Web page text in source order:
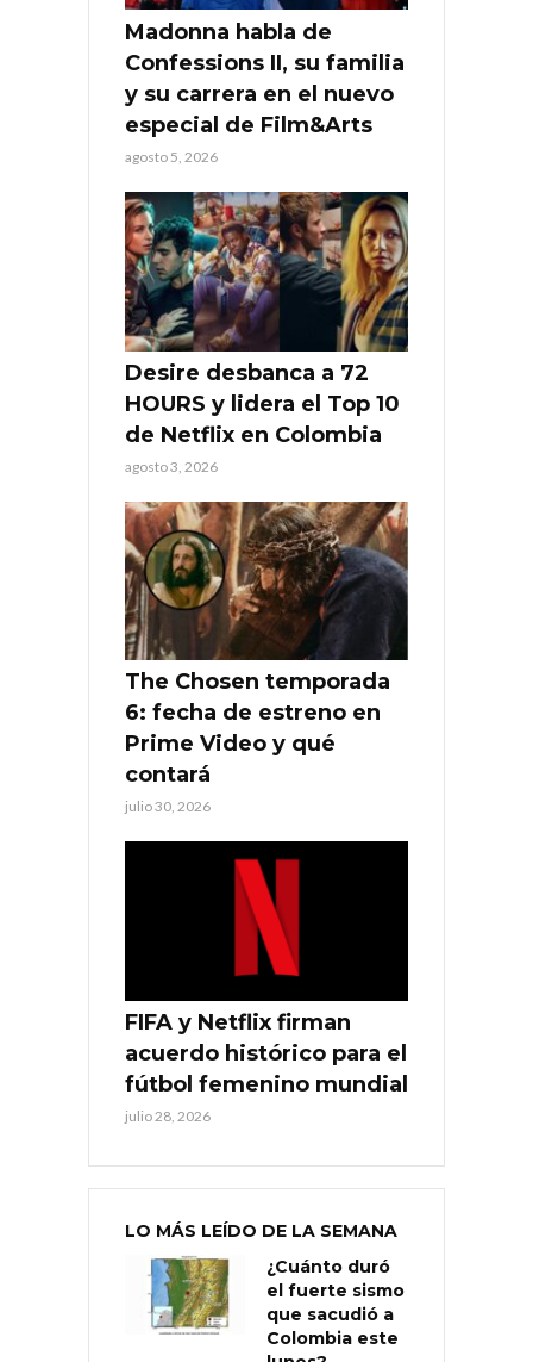
Madonna habla de
Confessions II, su familia
y su carrera en el nuevo
especial de Film&Arts
agosto 5, 2026
Desire desbanca a 72
HOURS y lidera el Top 10
de Netflix en Colombia
agosto 3, 2026
The Chosen temporada
6: fecha de estreno en
Prime Video y qué
contará
julio 30, 2026
FIFA y Netflix firman
acuerdo histórico para el
fútbol femenino mundial
julio 28, 2026
LO MÁS LEÍDO DE LA SEMANA
¿Cuánto duró
el fuerte sismo
que sacudió a
Colombia este